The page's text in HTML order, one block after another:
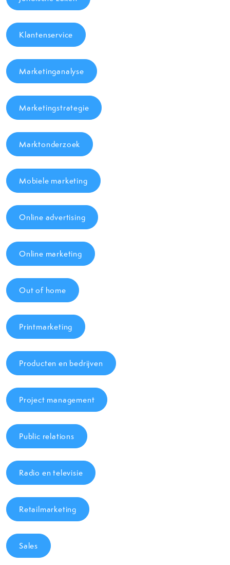
Klantenservice
Marketinganalyse
Marketingstrategie
Marktonderzoek
Mobiele marketing
Online advertising
Online marketing
Out of home
Printmarketing
Producten en bedrijven
Project management
Public relations
Radio en televisie
Retailmarketing
Sales